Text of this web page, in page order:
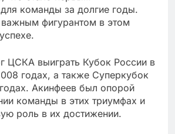
команды за долгие годы.
фигурантом в этом
ЦСКА выиграть Кубок России в
годах, а также Суперкубок
Акинфеев был опорой
команды в этих триумфах и
роль в их достижении.